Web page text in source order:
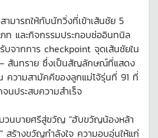
มารถให้กับนักวิ่งที่เข้าเส้นชัย 5
ท และกิจกรรมประกอบช่ออินทนิล
บจากการ checkpoint จุดเส้นชัยใน
สันทราย ซึ่งเป็นสัญลักษณ์ที่แสดง
วามสามัคคีของลูกแม่โจ้รุ่นที่ 91 ที่
นประสบความสำเร็จ
วนบายศรีสู่ขวัญ "ฮับขวัญน้องหล้า
สร้างขวัญกำลังใจ ความอบอุ่นให้แก่